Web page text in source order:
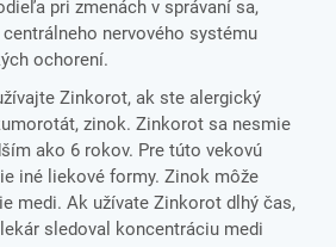
pri zmenách v správaní sa,
nervového systému
ochorení.
Zinkorot, ak ste alergický
zinok. Zinkorot sa nesmie
ako 6 rokov. Pre túto vekovú
iné liekové formy. Zinok môže
medi. Ak užívate Zinkorot dlhý čas,
sledoval koncentráciu medi